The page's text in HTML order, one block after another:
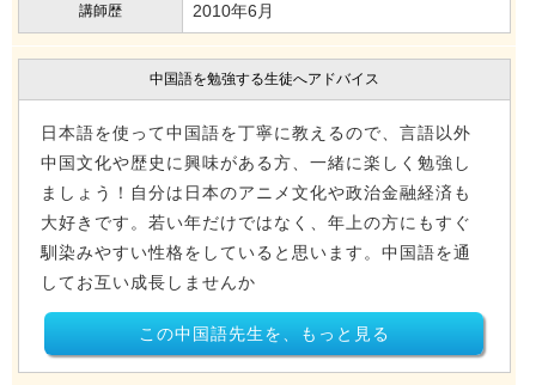
講師歴 2010年6月
中国語を勉強する生徒へアドバイス
日本語を使って中国語を丁寧に教えるので、言語以外
中国文化や歴史に興味がある方、一緒に楽しく勉強し
ましょう！自分は日本のアニメ文化や政治金融経済も
大好きです。若い年だけではなく、年上の方にもすぐ
馴染みやすい性格をしていると思います。中国語を通
してお互い成長しませんか
この中国語先生を、もっと見る